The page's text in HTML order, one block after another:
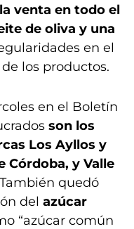
venta en todo el
de oliva y una
en el
los productos.
en el Boletín
son los
Los Ayllos y
Córdoba, y Valle
quedó
del azúcar
“azúcar común